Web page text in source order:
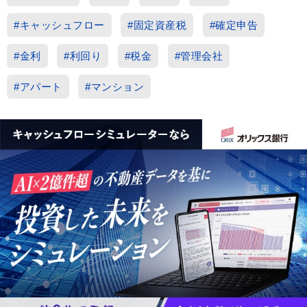
#キャッシュフロー #固定資産税 #確定申告
#金利 #利回り #税金 #管理会社
#アパート #マンション